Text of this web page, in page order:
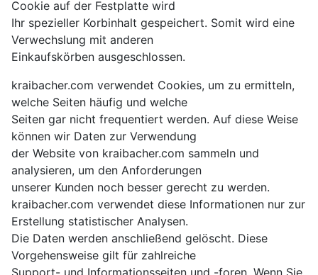
Cookie auf der Festplatte wird
Ihr spezieller Korbinhalt gespeichert. Somit wird eine
Verwechslung mit anderen
Einkaufskörben ausgeschlossen.
kraibacher.com verwendet Cookies, um zu ermitteln,
welche Seiten häufig und welche
Seiten gar nicht frequentiert werden. Auf diese Weise
können wir Daten zur Verwendung
der Website von kraibacher.com sammeln und
analysieren, um den Anforderungen
unserer Kunden noch besser gerecht zu werden.
kraibacher.com verwendet diese Informationen nur zur
Erstellung statistischer Analysen.
Die Daten werden anschließend gelöscht. Diese
Vorgehensweise gilt für zahlreiche